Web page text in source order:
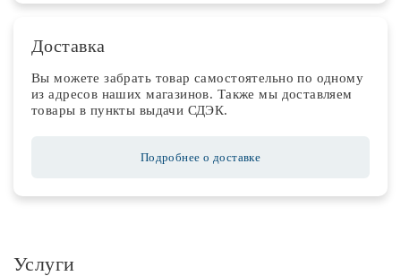
Доставка
Вы можете забрать товар самостоятельно по одному
из адресов наших магазинов. Также мы доставляем
товары в пункты выдачи СДЭК.
Подробнее о доставке
Услуги